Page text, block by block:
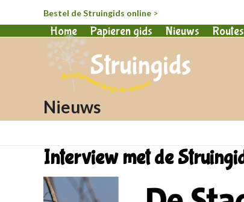
Bestel de Struingids online >
Home Papieren gids Nieuws Routes
Nieuws
Interview met de